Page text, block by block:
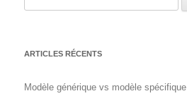
ARTICLES RÉCENTS
Modèle générique vs modèle spécifique